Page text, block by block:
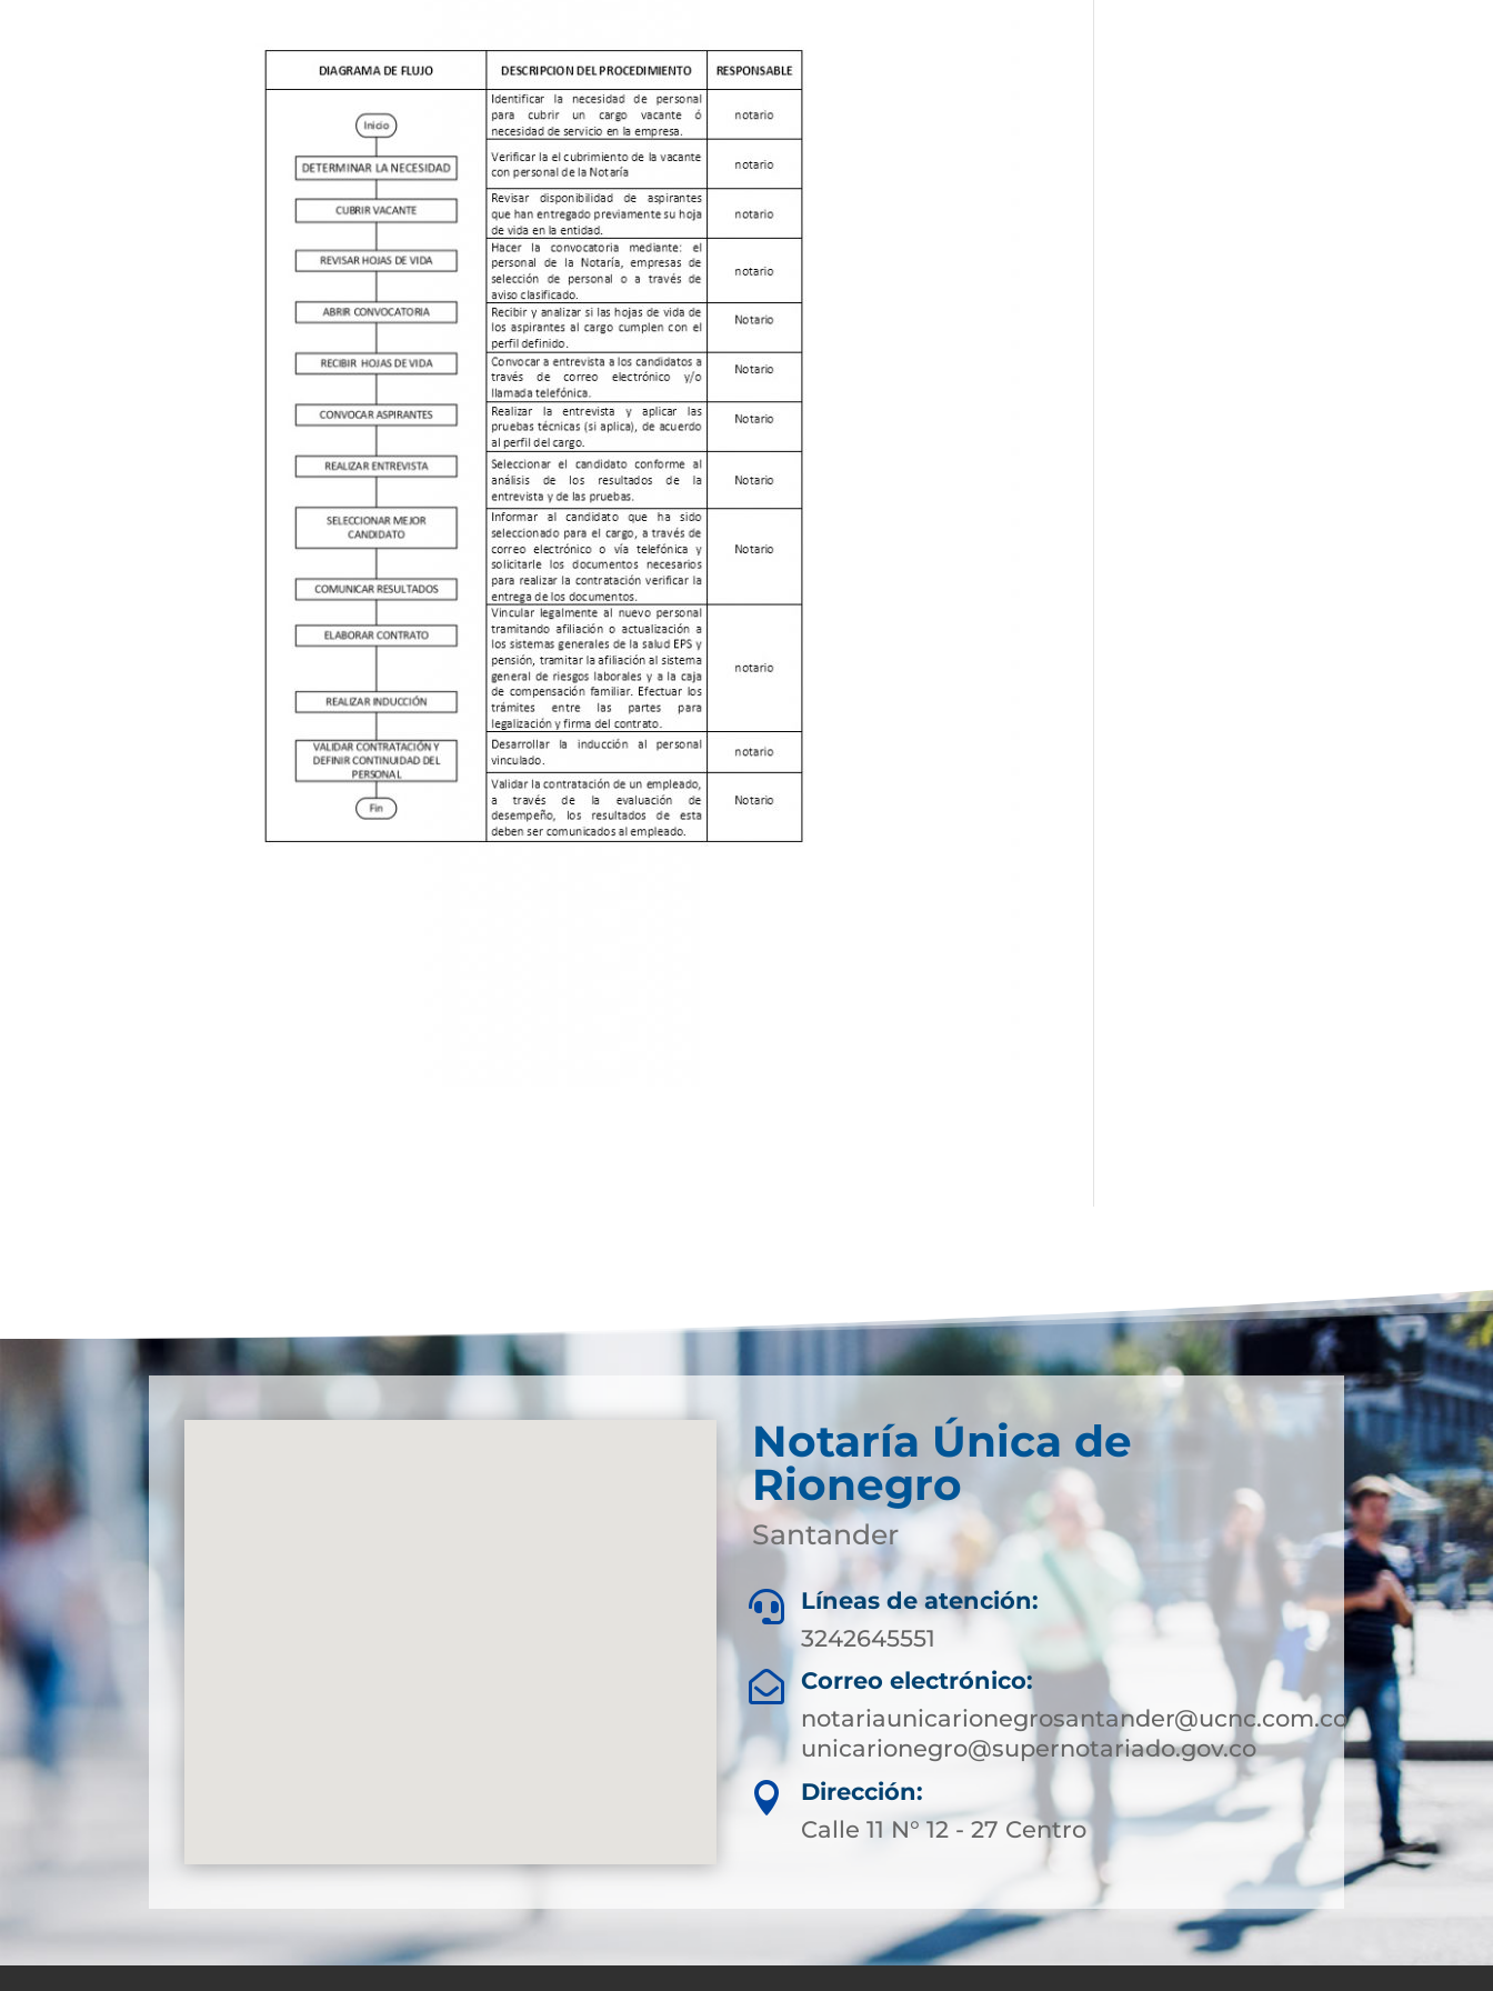
Notaría Única de
Rionegro
Santander

Líneas de atención:
3242645551

Correo electrónico:
notariaunicarionegrosantander@ucnc.com.co
unicarionegro@supernotariado.gov.co

Dirección:
Calle 11 N° 12 - 27 Centro